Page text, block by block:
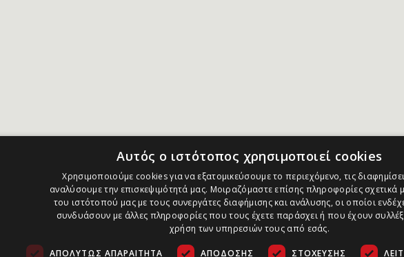
Αυτός ο ιστότοπος χρησιμοποιεί cookies
Χρησιμοποιούμε cookies για να εξατομικεύσουμε το περιεχόμενο, τις
αναλύσουμε την επισκεψιμότητά μας. Μοιραζόμαστε επίσης πληροφορίες σχετικά
του ιστότοπού μας με τους συνεργάτες διαφήμισης και ανάλυσης, οι οποίοι
συνδυάσουν με άλλες πληροφορίες που τους έχετε παράσχει ή που έχουν
χρήση των υπηρεσιών τους από εσάς.
ΑΠΟΛΎΤΩΣ ΑΠΑΡΑΊΤΗΤΑ ΑΠΌΔΟΣΗΣ ΣΤΌΧΕΥΣΗΣ